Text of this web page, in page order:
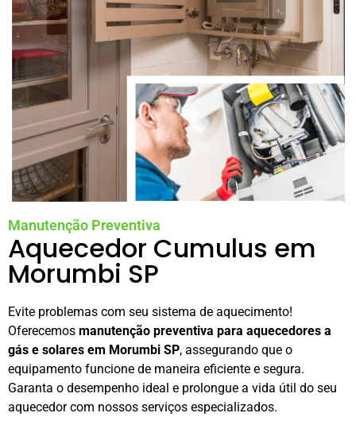
Manutenção Preventiva
Aquecedor Cumulus em
Morumbi SP
Evite problemas com seu sistema de aquecimento!
Oferecemos manutenção preventiva para aquecedores a
gás e solares em Morumbi SP, assegurando que o
equipamento funcione de maneira eficiente e segura.
Garanta o desempenho ideal e prolongue a vida útil do seu
aquecedor com nossos serviços especializados.